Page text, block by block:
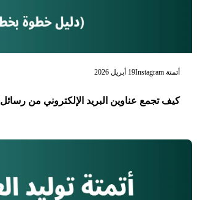
أتمتة Instagram 19 أبريل 2026
كيف تجمع عناوين البريد الإلكتروني من رسائل Instagram DM تلقائيًا